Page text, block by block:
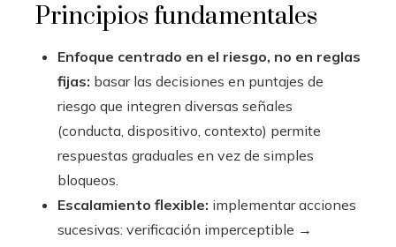
Principios fundamentales
Enfoque centrado en el riesgo, no en reglas
fijas: basar las decisiones en puntajes de
riesgo que integren diversas señales
(conducta, dispositivo, contexto) permite
respuestas graduales en vez de simples
bloqueos.
Escalamiento flexible: implementar acciones
sucesivas: verificación imperceptible →